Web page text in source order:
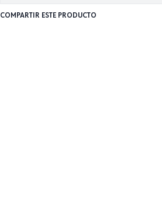
COMPARTIR ESTE PRODUCTO